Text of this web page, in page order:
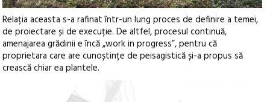
Relația aceasta s-a rafinat într-un lung proces de definire a temei,
de proiectare și de execuție. De altfel, procesul continuă,
amenajarea grădinii e încă „work in progress”, pentru că
proprietara care are cunoștințe de peisagistică și-a propus să
crească chiar ea plantele.